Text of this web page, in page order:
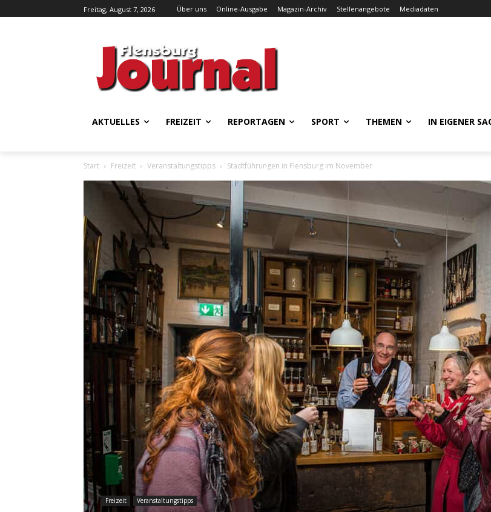
Freitag, August 7, 2026 Über uns Online-Ausgabe Magazin-Archiv Stellenangebote Mediadaten
AKTUELLES FREIZEIT REPORTAGEN SPORT THEMEN IN EIGENER
Start Freizeit Veranstaltungstipps Stadtführungen in Flensburg im November
Freizeit Veranstaltungstipps